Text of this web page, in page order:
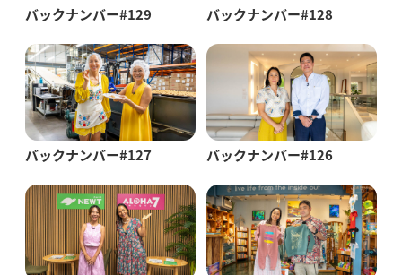
バックナンバー#129 バックナンバー#128
バックナンバー#127 バックナンバー#126